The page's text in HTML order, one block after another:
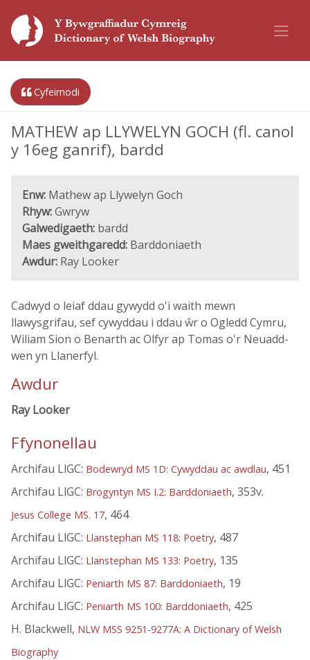
Cyfeirnodi
MATHEW ap LLYWELYN GOCH (fl. canol
y 16eg ganrif), bardd
Enw: Mathew ap Llywelyn Goch
Rhyw:Gwryw
Galwedigaeth: bardd
Maes gweithgaredd: Barddoniaeth
Awdur: Ray Looker
Cadwyd o leiaf ddau gywydd o'i waith mewn
llawysgrifau, sef cywyddau i ddau ŵr o Ogledd Cymru,
Wiliam Sion o Benarth ac Olfyr ap Tomas o'r Neuadd-
wen yn Llanerfyl.
Awdur
Ray Looker
Ffynonellau
Archifau LlGC: Bodewryd MS 1D: Cywyddau ac awdlau, 451
Archifau LlGC: Brogyntyn MS I.2: Barddoniaeth, 353v.
Jesus College MS. 17, 464
Archifau LlGC: Llanstephan MS 118: Poetry, 487
Archifau LlGC: Llanstephan MS 133: Poetry, 135
Archifau LlGC: Peniarth MS 87: Barddoniaeth, 19
Archifau LlGC: Peniarth MS 100: Barddoniaeth, 425
H. Blackwell, NLW MSS 9251-9277A: A Dictionary of Welsh
Biography